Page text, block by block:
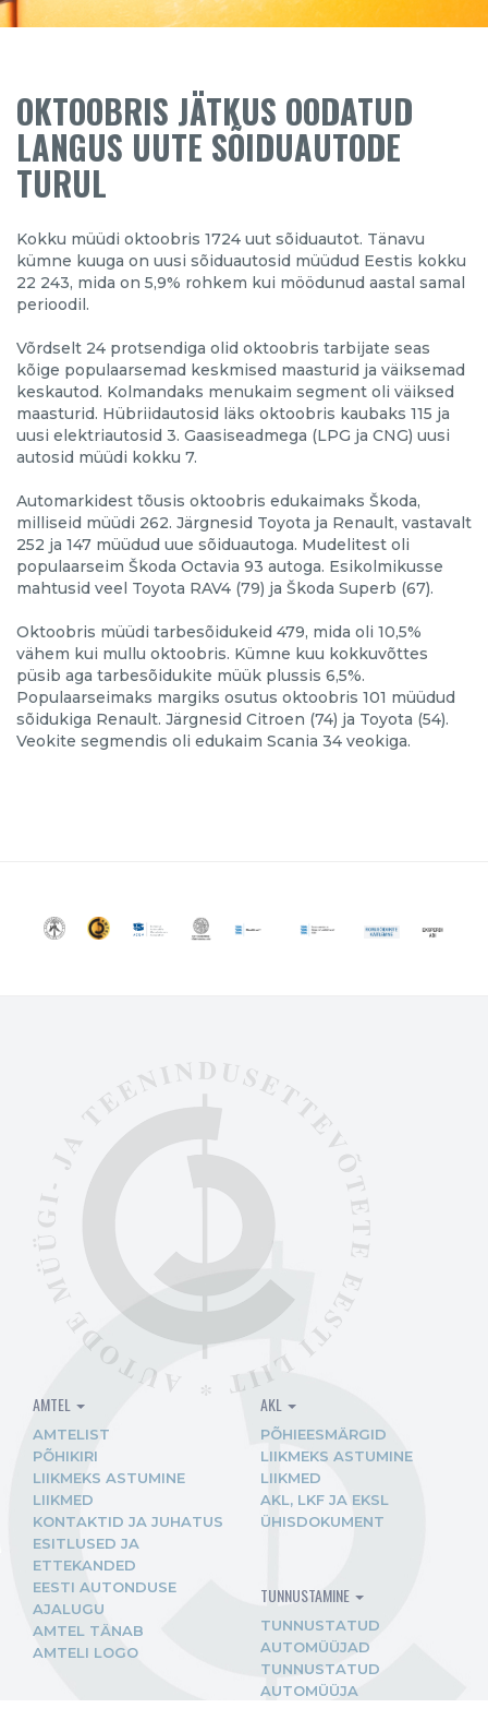
OKTOOBRIS JÄTKUS OODATUD
LANGUS UUTE SÕIDUAUTODE
TURUL
Kokku müüdi oktoobris 1724 uut sõiduautot. Tänavu
kümne kuuga on uusi sõiduautosid müüdud Eestis kokku
22 243, mida on 5,9% rohkem kui möödunud aastal samal
perioodil.
Võrdselt 24 protsendiga olid oktoobris tarbijate seas
kõige populaarsemad keskmised maasturid ja väiksemad
keskautod. Kolmandaks menukaim segment oli väiksed
maasturid. Hübriidautosid läks oktoobris kaubaks 115 ja
uusi elektriautosid 3. Gaasiseadmega (LPG ja CNG) uusi
autosid müüdi kokku 7.
Automarkidest tõusis oktoobris edukaimaks Škoda,
milliseid müüdi 262. Järgnesid Toyota ja Renault, vastavalt
252 ja 147 müüdud uue sõiduautoga. Mudelitest oli
populaarseim Škoda Octavia 93 autoga. Esikolmikusse
mahtusid veel Toyota RAV4 (79) ja Škoda Superb (67).
Oktoobris müüdi tarbesõidukeid 479, mida oli 10,5%
vähem kui mullu oktoobris. Kümne kuu kokkuvõttes
püsib aga tarbesõidukite müük plussis 6,5%.
Populaarseimaks margiks osutus oktoobris 101 müüdud
sõidukiga Renault. Järgnesid Citroen (74) ja Toyota (54).
Veokite segmendis oli edukaim Scania 34 veokiga.
AMTEL
AMTELIST
PÕHIKIRI
LIIKMEKS ASTUMINE
LIIKMED
KONTAKTID JA JUHATUS
ESITLUSED JA
ETTEKANDED
EESTI AUTONDUSE
AJALUGU
AMTEL TÄNAB
AMTELI LOGO
AKL
PÕHIEESMÄRGID
LIIKMEKS ASTUMINE
LIIKMED
AKL, LKF JA EKSL
ÜHISDOKUMENT
TUNNUSTAMINE
TUNNUSTATUD
AUTOMÜÜJAD
TUNNUSTATUD
AUTOMÜÜJA